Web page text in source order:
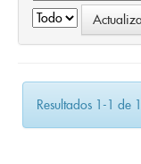
Resultados 1-1 de 1.